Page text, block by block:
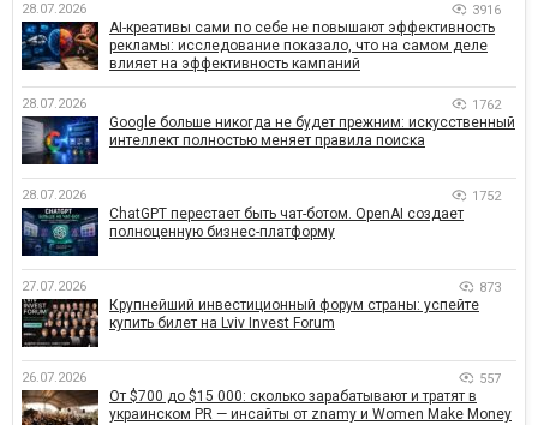
28.07.2026 3916
AI-креативы сами по себе не повышают эффективность
рекламы: исследование показало, что на самом деле
влияет на эффективность кампаний
28.07.2026 1762
Google больше никогда не будет прежним: искусственный
интеллект полностью меняет правила поиска
28.07.2026 1752
ChatGPT перестает быть чат-ботом. OpenAI создает
полноценную бизнес-платформу
27.07.2026 873
Крупнейший инвестиционный форум страны: успейте
купить билет на Lviv Invest Forum
26.07.2026 557
От $700 до $15 000: сколько зарабатывают и тратят в
украинском PR — инсайты от znamy и Women Make Money